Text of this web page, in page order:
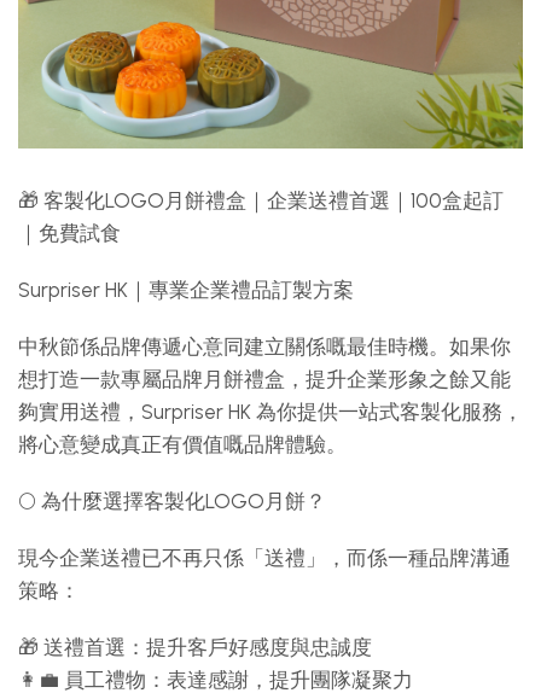
🎁 客製化LOGO月餅禮盒｜企業送禮首選｜100盒起訂
｜免費試食
Surpriser HK｜專業企業禮品訂製方案
中秋節係品牌傳遞心意同建立關係嘅最佳時機。如果你
想打造一款專屬品牌月餅禮盒，提升企業形象之餘又能
夠實用送禮，Surpriser HK 為你提供一站式客製化服務，
將心意變成真正有價值嘅品牌體驗。
🌕 為什麼選擇客製化LOGO月餅？
現今企業送禮已不再只係「送禮」，而係一種品牌溝通
策略：
🎁 送禮首選：提升客戶好感度與忠誠度
👩‍💼 員工禮物：表達感謝，提升團隊凝聚力